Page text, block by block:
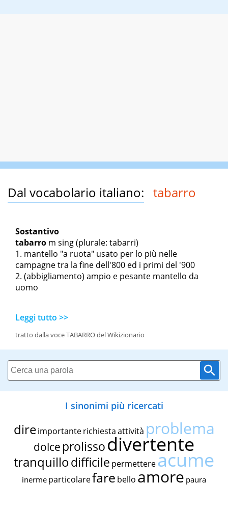
Dal vocabolario italiano: tabarro
Sostantivo
tabarro m sing(plurale: tabarri)
mantello "a ruota" usato per lo più nelle
campagne tra la fine dell'800 ed i primi del '900
(abbigliamento) ampio e pesante mantello da
uomo
Leggi tutto >>
tratto dalla voce TABARRO del Wikizionario
I sinonimi più ricercati
dire importante richiestaattività problema
dolce prolissodivertente
tranquillodifficile permettereacume
inerme particolarefare bello amore paura